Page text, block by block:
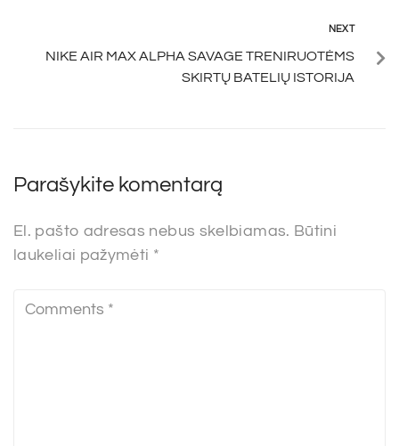
NEXT
NIKE AIR MAX ALPHA SAVAGE TRENIRUOTĖMS
SKIRTŲ BATELIŲ ISTORIJA
Parašykite komentarą
El. pašto adresas nebus skelbiamas. Būtini
laukeliai pažymėti *